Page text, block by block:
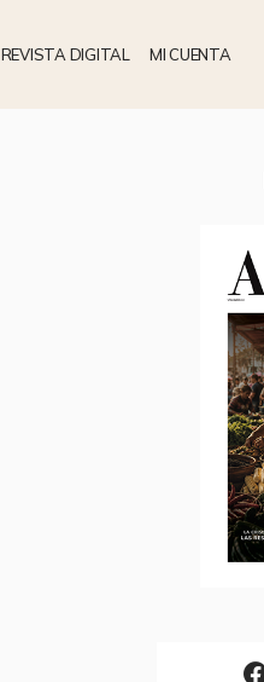
REVISTA DIGITAL MI CUENTA